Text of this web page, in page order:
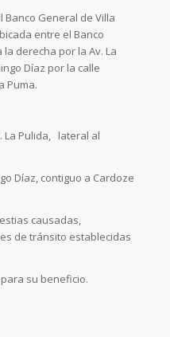
General de Villa
entre el Banco
derecha por la Av. La
Díaz por la calle
Puma.
La Pulida, lateral al
Díaz, contiguo a Cardoze
causadas,
de tránsito establecidas
su beneficio.